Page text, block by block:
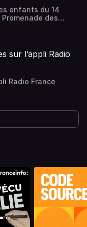
enfants du 14
des
de Nice, qui a fait
dont la vie a été
? Et leur
des
sur l’appli Radio
Radio France